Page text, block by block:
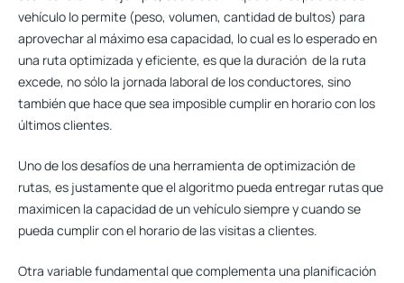
vehículo lo permite (peso, volumen, cantidad de bultos) para
aprovechar al máximo esa capacidad, lo cual es lo esperado en
una ruta optimizada y eficiente, es que la duración de la ruta
excede, no sólo la jornada laboral de los conductores, sino
también que hace que sea imposible cumplir en horario con los
últimos clientes.
Uno de los desafíos de una herramienta de optimización de
rutas, es justamente que el algoritmo pueda entregar rutas que
maximicen la capacidad de un vehículo siempre y cuando se
pueda cumplir con el horario de las visitas a clientes.
Otra variable fundamental que complementa una planificación